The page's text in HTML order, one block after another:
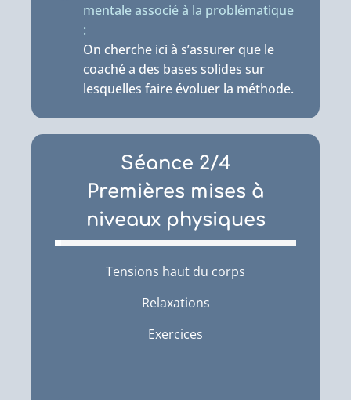
mentale associé à la problématique
:
On cherche ici à s’assurer que le
coaché a des bases solides sur
lesquelles faire évoluer la méthode.
Séance 2/4
Premières mises à
niveaux physiques
Tensions haut du corps
Relaxations
Exercices